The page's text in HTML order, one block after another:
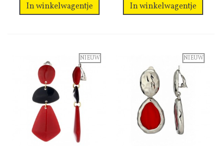
In winkelwagentje In winkelwagentje
NIEUW NIEUW